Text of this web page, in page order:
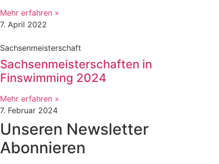
Mehr erfahren »
7. April 2022
Sachsenmeisterschaft
Sachsenmeisterschaften in
Finswimming 2024
Mehr erfahren »
7. Februar 2024
Unseren Newsletter
Abonnieren